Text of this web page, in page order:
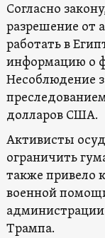
Согласно
разрешение от
работать в
информацию о
Несоблюдение
долларов США.
Активисты
ограничить
также привело
военной
Трампа.